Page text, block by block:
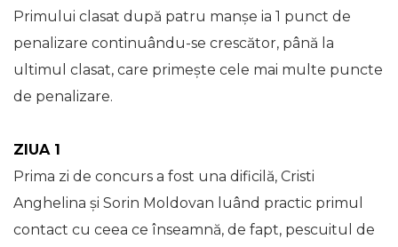
Primului clasat după patru manșe ia 1 punct de
penalizare continuându-se crescător, până la
ultimul clasat, care primește cele mai multe puncte
de penalizare.
ZIUA 1
Prima zi de concurs a fost una dificilă, Cristi
Anghelina și Sorin Moldovan luând practic primul
contact cu ceea ce înseamnă, de fapt, pescuitul de